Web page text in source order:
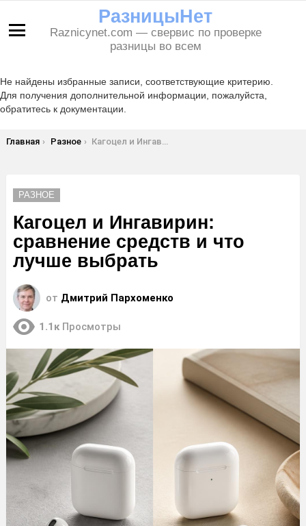
РазницыНет
Raznicynet.com — свервис по проверке
разницы во всем
Не найдены избранные записи, соответствующие критерию.
Для получения дополнительной информации, пожалуйста,
обратитесь к документации.
Вы здесь:
Главная Разное Кагоцел и Ингавирин: сравнение средств и что лучше выбрать
РАЗНОЕ
Кагоцел и Ингавирин:
сравнение средств и что
лучше выбрать
от Дмитрий Пархоменко
1.1к Просмотры